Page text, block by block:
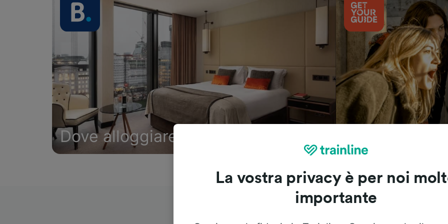
Dove alloggiare
Le recensioni dei nostri viaggiatori
La vostra privacy è per noi
importante